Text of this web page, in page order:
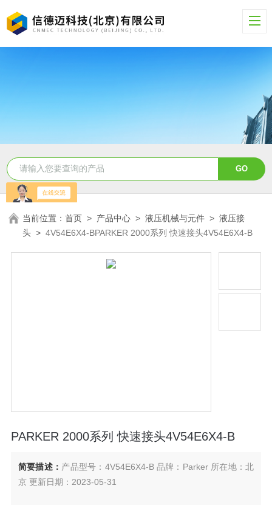
当前位置：首页 > 产品中心 >液压机械与元件 >液压接
头 >4V54E6X4-BPARKER 2000系列 快速接头4V54E6X4-B
PARKER 2000系列 快速接头4V54E6X4-B
简要描述： 产品型号：4V54E6X4-B 品牌：Parker 所在地：北
京 更新日期：2023-05-31